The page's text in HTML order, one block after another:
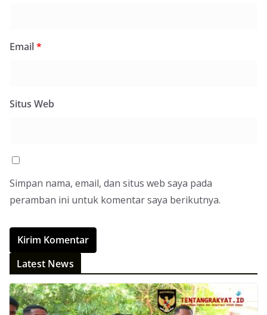
Email*
Situs Web
Simpan nama, email, dan situs web saya pada
peramban ini untuk komentar saya berikutnya.
Latest News